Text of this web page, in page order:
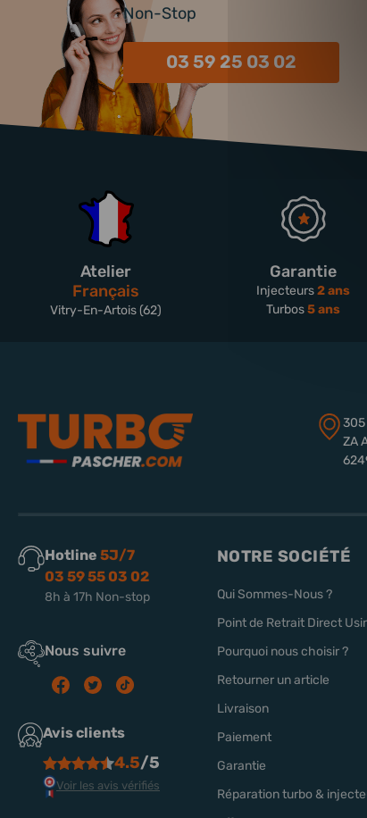
Non-Stop
03 59 25 03 02
Atelier
Français
Vitry-En-Artois (62)
Garantie
Injecteurs2 ans
Turbos5 ans
305
ZA
Hotline 5J/7
03 59 55 03 02
8h à 17h Non-stop
Nous suivre
Avis clients
4.5/5
Voir les avis vérifiés
NOTRE SOCIÉTÉ
Qui Sommes-Nous ?
Point de Retrait Direct
Pourquoi nous choisir ?
Retourner un article
Livraison
Paiement
Garantie
Réparation turbo &